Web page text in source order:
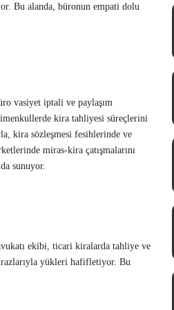
Bu alanda, büronun empati dolu
vasiyet iptali ve paylaşım
kira tahliyesi süreçlerini
kira sözleşmesi fesihlerinde ve
miras-kira çatışmalarını
sunuyor.
ekibi, ticari kiralarda tahliye ve
yükleri hafifletiyor. Bu